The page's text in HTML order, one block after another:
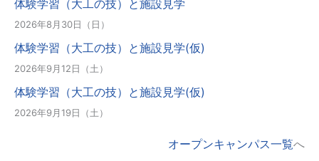
体験学習（大工の技）と施設見学
2026年8月30日（日）
体験学習（大工の技）と施設見学(仮)
2026年9月12日（土）
体験学習（大工の技）と施設見学(仮)
2026年9月19日（土）
オープンキャンパス一覧へ